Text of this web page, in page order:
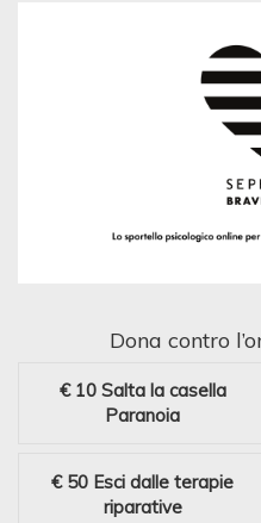
Dona contro
€ 10 Salta la casella
Paranoia
€ 50 Esci dalle terapie
riparative